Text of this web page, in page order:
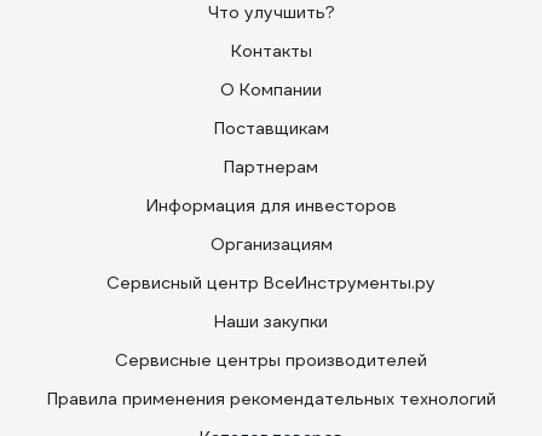
Что улучшить?
Контакты
О Компании
Поставщикам
Партнерам
Информация для инвесторов
Организациям
Сервисный центр ВсеИнструменты.ру
Наши закупки
Сервисные центры производителей
Правила применения рекомендательных технологий